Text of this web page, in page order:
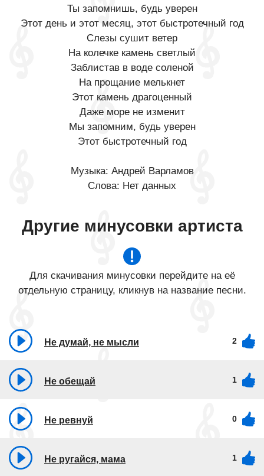
Ты запомнишь, будь уверен
Этот день и этот месяц, этот быстротечный год
Слезы сушит ветер
На колечке камень светлый
Заблистав в воде соленой
На прощание мелькнет
Этот камень драгоценный
Даже море не изменит
Мы запомним, будь уверен
Этот быстротечный год
Музыка: Андрей Варламов
Слова: Нет данных
Другие минусовки артиста
Для скачивания минусовки перейдите на её
отдельную страницу, кликнув на название песни.
Не думай, не мысли 2
Не обещай 1
Не ревнуй 0
Не ругайся, мама 1